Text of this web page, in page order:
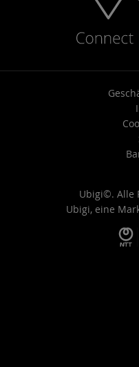
Ubigi©. Alle
Ubigi, eine